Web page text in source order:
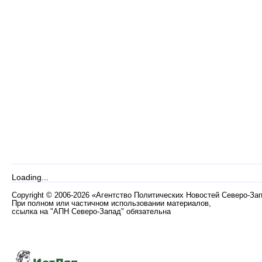
Loading...
Copyright © 2006-2026 «Агентство Политических Новостей Северо-
При полном или частичном использовании материалов,
ссылка на "АПН Северо-Запад" обязательна